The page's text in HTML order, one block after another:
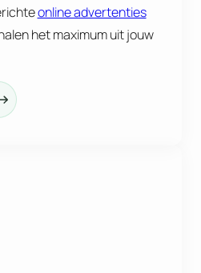
online advertenties
het maximum uit jouw